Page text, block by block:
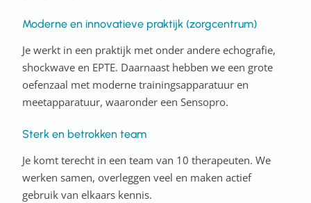
Moderne en innovatieve praktijk (zorgcentrum)
Je werkt in een praktijk met onder andere echografie,
shockwave en EPTE. Daarnaast hebben we een grote
oefenzaal met moderne trainingsapparatuur en
meetapparatuur, waaronder een Sensopro.
Sterk en betrokken team
Je komt terecht in een team van 10 therapeuten. We
werken samen, overleggen veel en maken actief
gebruik van elkaars kennis.